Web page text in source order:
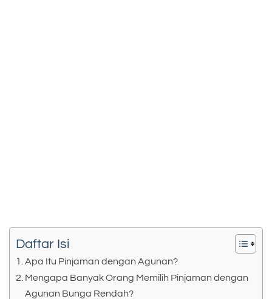
Daftar Isi
Apa Itu Pinjaman dengan Agunan?
Mengapa Banyak Orang Memilih Pinjaman dengan
Agunan Bunga Rendah?